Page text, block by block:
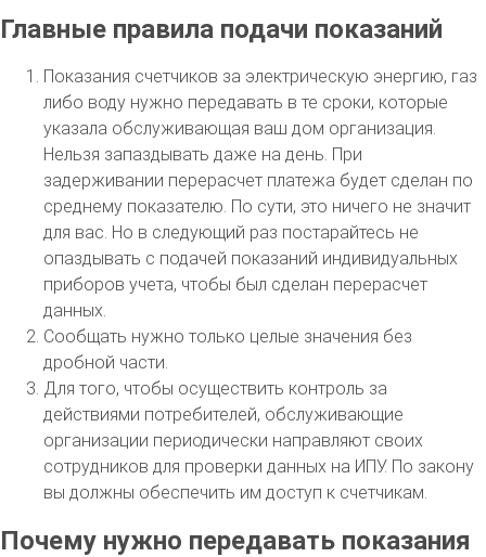
Главные правила подачи показаний
Показания счетчиков за электрическую энергию, газ
либо воду нужно передавать в те сроки, которые
указала обслуживающая ваш дом организация.
Нельзя запаздывать даже на день. При
задерживании перерасчет платежа будет сделан по
среднему показателю. По сути, это ничего не значит
для вас. Но в следующий раз постарайтесь не
опаздывать с подачей показаний индивидуальных
приборов учета, чтобы был сделан перерасчет
данных.
Сообщать нужно только целые значения без
дробной части.
Для того, чтобы осуществить контроль за
действиями потребителей, обслуживающие
организации периодически направляют своих
сотрудников для проверки данных на ИПУ. По закону
вы должны обеспечить им доступ к счетчикам.
Почему нужно передавать показания